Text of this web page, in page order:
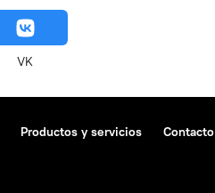
VK
Productos y servicios Contacto